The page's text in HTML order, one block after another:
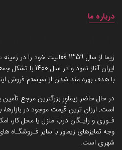
درباره ما
زیما از سال 1359 فعالیت خود
ایران آغاز نمود
با هدف بهره مند شدن از سیستم فروش
در حال حاضر زیماوِر بزرگترین مرجع
است. ارزان ترین قیمت موجود در
وجه تمایزهای زیماور با سایر فـروشگـاه
شهری است.